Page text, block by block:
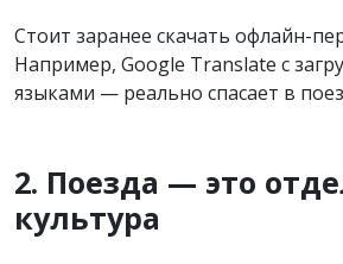
Стоит заранее скачать офлайн-
Например, Google Translate с
языками — реально спасает в
2. Поезда — это
культура